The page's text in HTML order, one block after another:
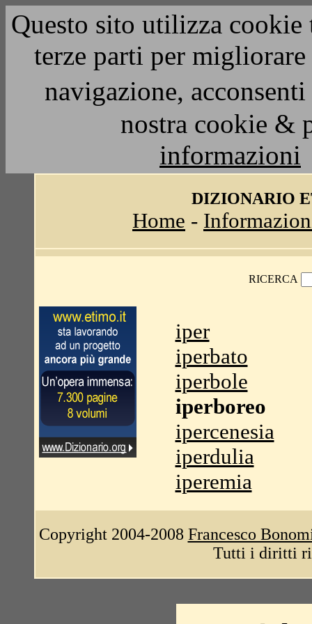
Questo sito utilizza
terze parti per
navigazione,
nostra cookie &
informazioni
DIZIONARIO
Home -
RICERCA
iper
iperbato
iperbole
iperboreo
ipercenesia
iperdulia
iperemia
Copyright 2004-2008 Francesco
Tutti i diritti